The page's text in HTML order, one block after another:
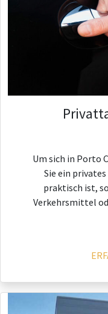
Um sich in Porto
Sie ein
praktisch ist,
Verkehrsmittel